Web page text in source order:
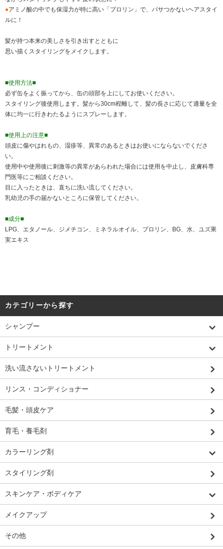
●アミノ酸の中でも保湿力が特に高い「プロリン」で、パサつかないヘアスタイ
ルに！
髪が持つ本来の美しさを引き出すとともに
思い描くスタイリングをメイクします。
■使用方法■
必ず缶をよく振ってから、缶の頭部を上にしてお使いください。
スタイリング後使用します。髪から30cm程離して、髪の長さに応じて適量を全
体に均一に行きわたるようにスプレーします。
■使用上の注意■
頭皮に傷やはれもの、湿疹等、異常のあるときはお使いにならないでくださ
い。
使用中や使用後に刺激等の異常があらわれた場合には使用を中止し、皮膚科専
門医等にご相談ください。
目に入ったときは、直ちに洗い流してください。
乳幼児の手の届かないところに保管してください。
■成分■
LPG、エタノール、ジメチコン、ミネラルオイル、プロリン、BG、水、ユズ果
実エキス
カテゴリーから探す
シャンプー
トリートメント
洗い流さないトリートメント
リンス・コンディショナー
毛髪・頭皮ケア
育毛・養毛剤
カラーリング剤
スタイリング剤
スキンケア・ボディケア
メイクアップ
その他